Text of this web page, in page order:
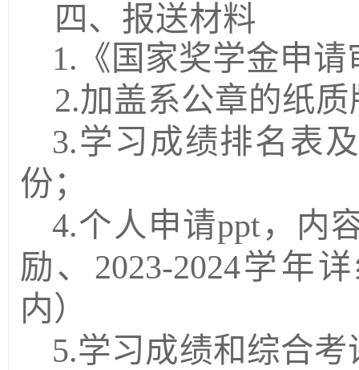
四、报送材料
1. 《国家奖学金申
2.加盖系公章的纸
3.学习成绩排名表
份；
4.个人申请ppt，内
励、 2023-2024学年
内）
5.学习成绩和综合